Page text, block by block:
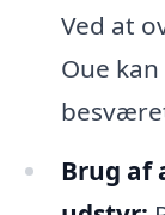
Ved at
Oue
Brug af